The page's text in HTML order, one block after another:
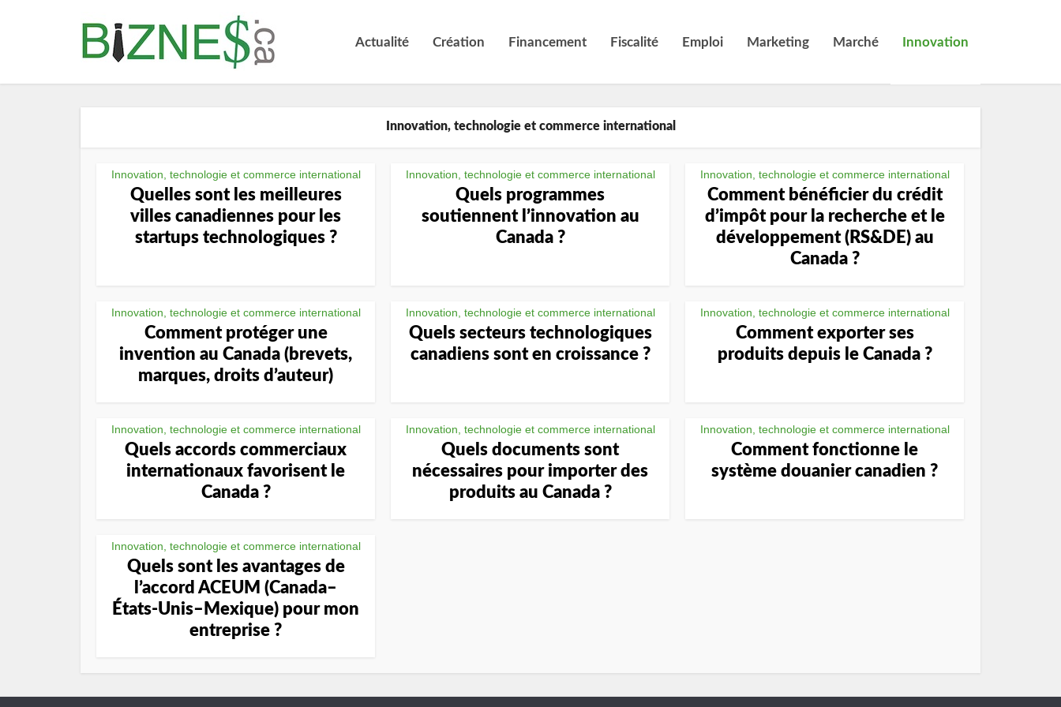
Actualité Création Financement Fiscalité Emploi Marketing Marché Innovation
Innovation, technologie et commerce international
Innovation, technologie et commerce international
Quelles sont les meilleures
villes canadiennes pour les
startups technologiques ?
Innovation, technologie et commerce international
Quels programmes
soutiennent l’innovation au
Canada ?
Innovation, technologie et commerce international
Comment bénéficier du crédit
d’impôt pour la recherche et le
développement (RS&DE) au
Canada ?
Innovation, technologie et commerce international
Comment protéger une
invention au Canada (brevets,
marques, droits d’auteur)
Innovation, technologie et commerce international
Quels secteurs technologiques
canadiens sont en croissance ?
Innovation, technologie et commerce international
Comment exporter ses
produits depuis le Canada ?
Innovation, technologie et commerce international
Quels accords commerciaux
internationaux favorisent le
Canada ?
Innovation, technologie et commerce international
Quels documents sont
nécessaires pour importer des
produits au Canada ?
Innovation, technologie et commerce international
Comment fonctionne le
système douanier canadien ?
Innovation, technologie et commerce international
Quels sont les avantages de
l’accord ACEUM (Canada–
États-Unis–Mexique) pour mon
entreprise ?